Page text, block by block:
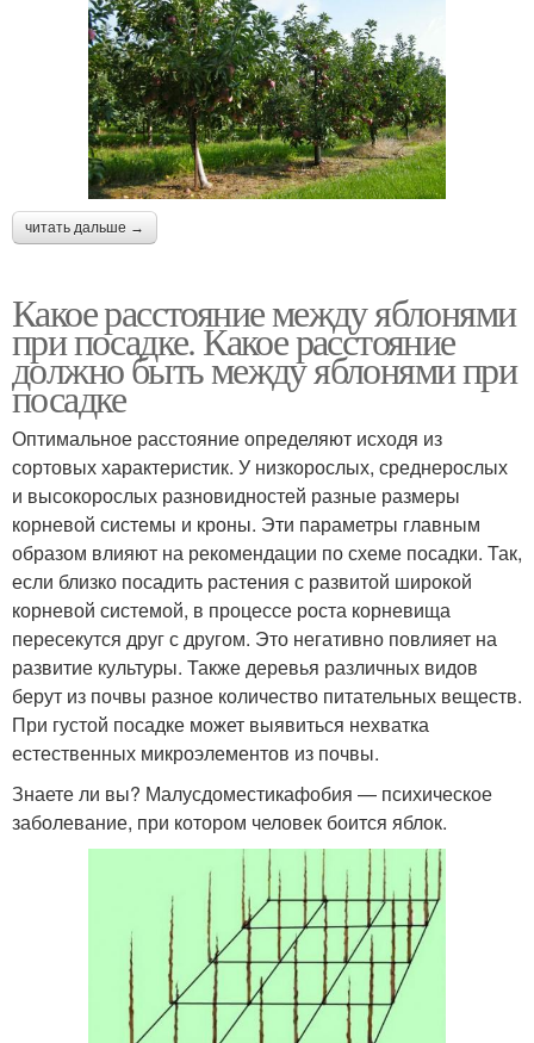
читать дальше →
Какое расстояние между яблонями
при посадке. Какое расстояние
должно быть между яблонями при
посадке
Оптимальное расстояние определяют исходя из
сортовых характеристик. У низкорослых, среднерослых
и высокорослых разновидностей разные размеры
корневой системы и кроны. Эти параметры главным
образом влияют на рекомендации по схеме посадки. Так,
если близко посадить растения с развитой широкой
корневой системой, в процессе роста корневища
пересекутся друг с другом. Это негативно повлияет на
развитие культуры. Также деревья различных видов
берут из почвы разное количество питательных веществ.
При густой посадке может выявиться нехватка
естественных микроэлементов из почвы.
Знаете ли вы? Малусдоместикафобия — психическое
заболевание, при котором человек боится яблок.